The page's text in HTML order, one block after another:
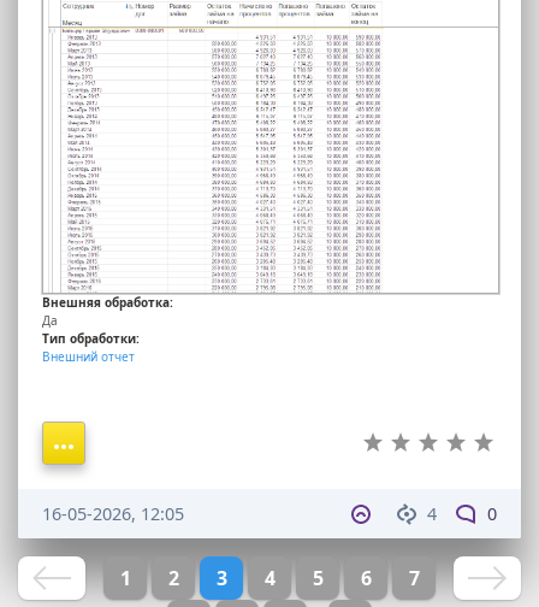
Внешняя обработка:
Да
Тип обработки:
Внешний отчет
4 0
16-05-2026, 12:05
1 2 3 4 5 6 7